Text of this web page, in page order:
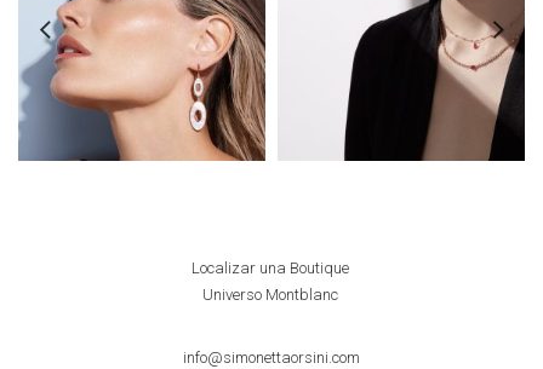
Localizar una Boutique
Universo Montblanc
info@simonettaorsini.com